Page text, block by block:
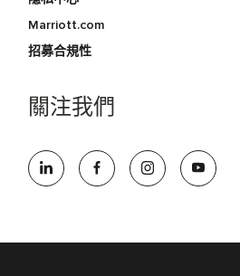
Marriott.com
招募合規性
關注我們